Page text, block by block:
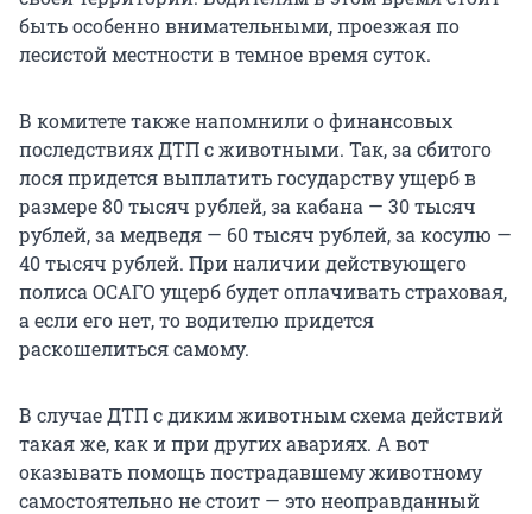
быть особенно внимательными, проезжая по
лесистой местности в темное время суток.
В комитете также напомнили о финансовых
последствиях ДТП с животными. Так, за сбитого
лося придется выплатить государству ущерб в
размере 80 тысяч рублей, за кабана — 30 тысяч
рублей, за медведя — 60 тысяч рублей, за косулю —
40 тысяч рублей. При наличии действующего
полиса ОСАГО ущерб будет оплачивать страховая,
а если его нет, то водителю придется
раскошелиться самому.
В случае ДТП с диким животным схема действий
такая же, как и при других авариях. А вот
оказывать помощь пострадавшему животному
самостоятельно не стоит — это неоправданный